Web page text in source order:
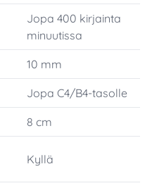
Jopa 400 kirjainta
minuutissa
10 mm
Jopa C4/B4-tasolle
8 cm
Kyllä